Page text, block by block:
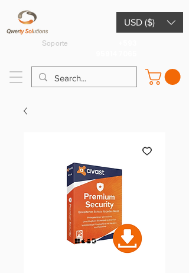
Soporte
USD ($)